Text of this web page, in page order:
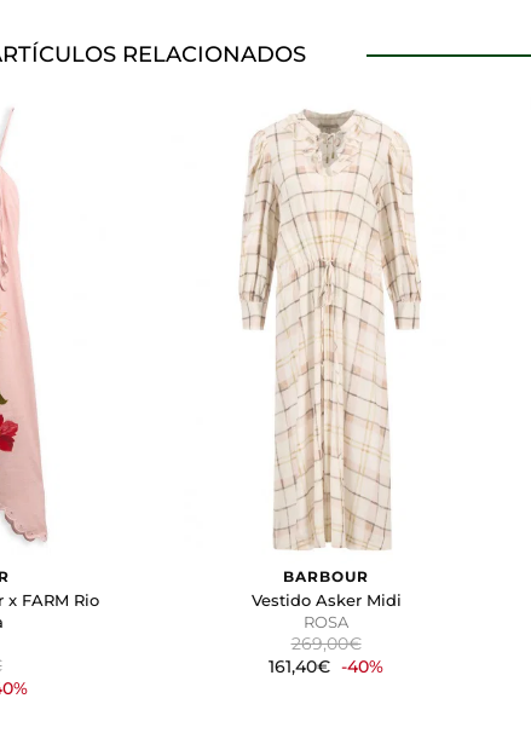
RELACIONADOS
FARM Rio
BARBOUR
Vestido Asker Midi
ROSA
269,00€
161,40€ -40%
de identificación personal.
y fuentes de tráfico para poder evaluar el rendimiento de
las más o menos visitadas, y cómo los visitantes
y, por lo tanto, es anónima.
información que cambia la forma en que la página se
o la región en la que usted se encuentra.
en las páginas web. La intención es mostrar